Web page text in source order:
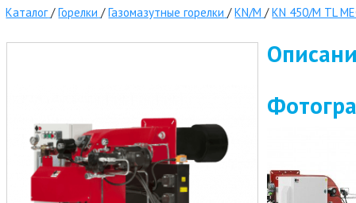
Каталог /Горелки /Газомазутные горелки /KN/M /KN 450/M TL